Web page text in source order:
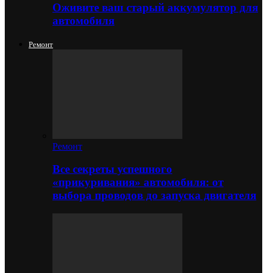
Оживите ваш старый аккумулятор для
автомобиля
Ремонт
Ремонт
Все секреты успешного
«прикуривания» автомобиля: от
выбора проводов до запуска двигателя